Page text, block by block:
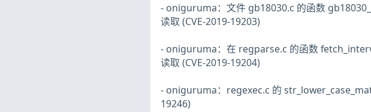
- oniguruma：文件 gb18030.c 的函数
读取 (CVE-2019-19203)
- oniguruma：在 regparse.c 的函数
读取 (CVE-2019-19204)
- oniguruma：regexec.c 的
19246)